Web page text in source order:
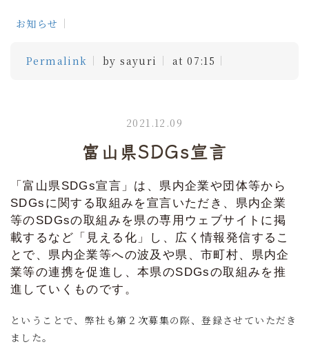
お知らせ
Permalink by sayuri at 07:15
2021.12.09
富山県SDGs宣言
「富山県SDGs宣言」は、県内企業や団体等から
SDGsに関する取組みを宣言いただき、県内企業
等のSDGsの取組みを県の専用ウェブサイトに掲
載するなど「見える化」し、広く情報発信するこ
とで、県内企業等への波及や県、市町村、県内企
業等の連携を促進し、本県のSDGsの取組みを推
進していくものです。
ということで、弊社も第２次募集の際、登録させていただき
ました。